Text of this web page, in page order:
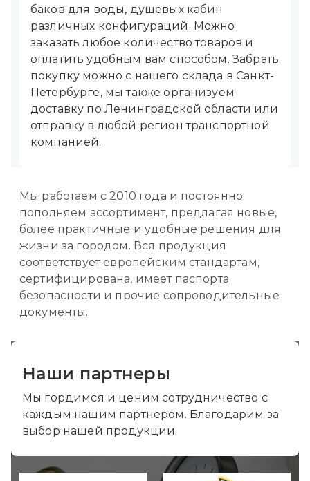
баков для воды, душевых кабин
различных конфигураций. Можно
заказать любое количество товаров и
оплатить удобным вам способом. Забрать
покупку можно с нашего склада в Санкт-
Петербурге, мы также организуем
доставку по Ленинградской области или
отправку в любой регион транспортной
компанией.
Мы работаем с 2010 года и постоянно
пополняем ассортимент, предлагая новые,
более практичные и удобные решения для
жизни за городом. Вся продукция
соответствует европейским стандартам,
сертифицирована, имеет паспорта
безопасности и прочие сопроводительные
документы.
Наши партнеры
Мы гордимся и ценим сотрудничество с
каждым нашим партнером. Благодарим за
выбор нашей продукции.​​​​​​​